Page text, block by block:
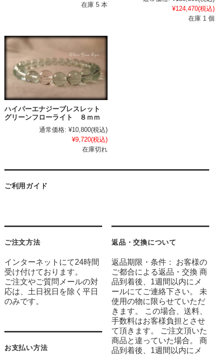
在庫 5 本
¥124,470(税込)
在庫 1 個
ハイパーエナジーブレスレット
グリーンフローライト ８ｍｍ
通常価格: ¥10,800(税込)
¥9,720(税込)
在庫切れ
ご利用ガイド
ご注文方法
インターネットにて24時間
受け付けております。
ご注文やご質問メールの対
応は、土日祝日を除く平日
のみです。
お支払い方法
返品・交換について
返品期限・条件： お客様の
ご都合による返品・交換 商
品到着後、1週間以内にメ
ールにてご連絡下さい。 未
使用の物に限らせていただ
きます。 この場合、送料、
手数料はお客様負担とさせ
て頂きます。 ご注文頂いた
商品と違っていた場合。 商
品到着後、1週間以内にメ